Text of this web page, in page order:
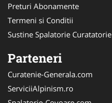
Preturi Abonamente
Termeni si Conditii
Sustine Spalatorie Curatatorie
Parteneri
Curatenie-Generala.com
ServiciiAlpinism.ro